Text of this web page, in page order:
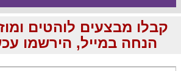
הנחה במייל, הירשמו